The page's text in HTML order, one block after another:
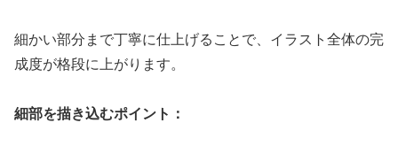
細かい部分まで丁寧に仕上げることで、イラスト全体の完
成度が格段に上がります。
細部を描き込むポイント：